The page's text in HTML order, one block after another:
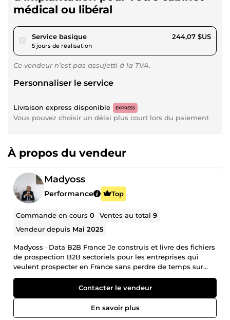
médical ou libéral
Service basiquepour 224,94 $US
5 jours de réalisation
244,07 $US
Ce vendeur n’est pas assujetti à la TVA.
Personnaliser le service
Livraison express disponible EXPRESS
Vous pouvez choisir un délai plus court lors du paiement
À propos du vendeur
Madyoss
Performance Top
Commande en cours0 Ventes au total9
Vendeur depuis Mai 2025
Madyoss · Data B2B France Je construis et livre des fichiers
de prospection B2B sectoriels pour les entreprises qui
veulent prospecter en France sans perdre de temps sur
des données obsolètes. CE QUE JE FAIS Fichiers B2B prêts
à l'emploi par secteur : Immobilier, syndics de copropriété,
bailleurs investisseurs, professionnels de santé, dentistes,
énergies renouvelables, coiffure et beauté, e-
commerçants, transporteurs routiers, et d'autres niches sur
Contacter le vendeur
En savoir plus